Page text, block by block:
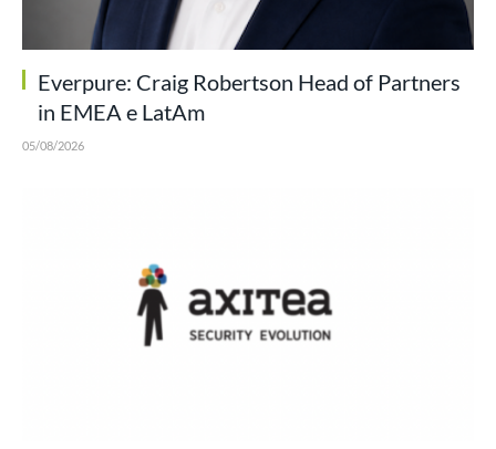
Everpure: Craig Robertson Head of Partners
in EMEA e LatAm
05/08/2026